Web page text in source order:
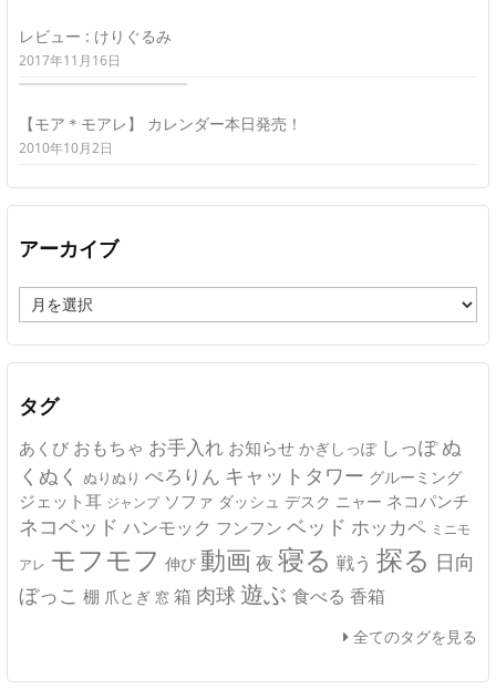
レビュー : けりぐるみ
2017年11月16日
【モア＊モアレ】 カレンダー本日発売！
2010年10月2日
アーカイブ
ー
カ
イ
タグ
あくび おもちゃ お手入れ お知らせ かぎしっぽ しっぽ ぬ
くぬく ぬりぬり ぺろりん キャットタワー グルーミング
ジェット耳 ジャンプ ソファ ダッシュ デスク ニャー ネコパンチ
ネコベッド ハンモック フンフン ベッド ホッカペ ミニモ
アレ モフモフ 伸び 動画 夜 寝る 戦う 探る 日向
ぼっこ 棚 爪とぎ 窓 箱 肉球 遊ぶ 食べる 香箱
全てのタグを見る